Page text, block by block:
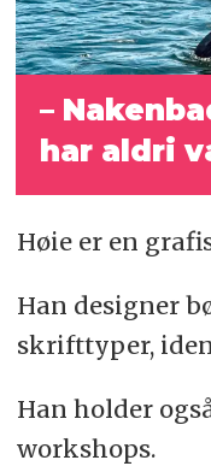
–
har aldri
Høie er en
Han designer
skrifttyper,
Han holder
workshops.